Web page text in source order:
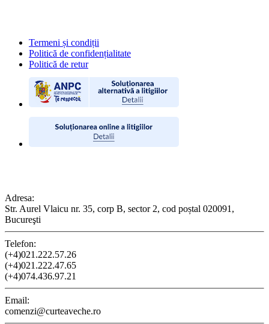
Termeni și condiții
Politică de confidențialitate
Politică de retur
Adresa:
Str. Aurel Vlaicu nr. 35, corp B, sector 2, cod poștal 020091,
Bucureşti
Telefon:
(+4)021.222.57.26
(+4)021.222.47.65
(+4)074.436.97.21
Email:
comenzi@curteaveche.ro